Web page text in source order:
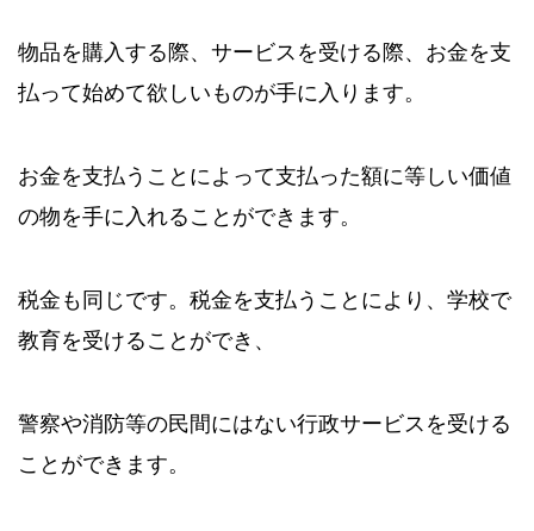
物品を購入する際、サービスを受ける際、お金を支
払って始めて欲しいものが手に入ります。
お金を支払うことによって支払った額に等しい価値
の物を手に入れることができます。
税金も同じです。税金を支払うことにより、学校で
教育を受けることができ、
警察や消防等の民間にはない行政サービスを受ける
ことができます。